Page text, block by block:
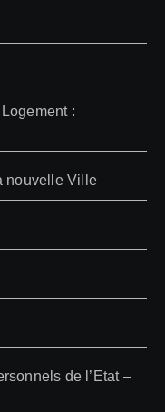
:
nouvelle Ville
de l’Etat –